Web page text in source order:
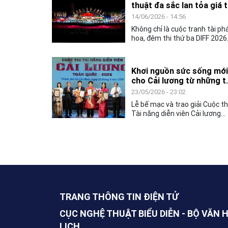
nghiệp trong các đơn vị sự
nghiệp công lập nbvghệ thuật
biểu diễn, đơn vị nghệ thuật
diễn thuộc lực lượng vũ trang.
thuật đa sắc lan tỏa giá
văn hóa toàn cầu
14/06/2026 - 14:56
Không chỉ là cuộc tranh tài
hoa, đêm thi thứ ba DIFF 2026
trò của văn hóa như nhịp cầu
kết nối cộng đồng và các quốc
gia.
Khơi nguồn sức sống mới
cho Cải lương từ những
năng trẻ
23/05/2026 - 23:02
Lễ bế mạc và trao giải Cuộc
Tài năng diễn viên Cải lương
TRANG THÔNG TIN ĐIỆN TỬ
CỤC NGHỆ THUẬT BIỂU DIỄN - BỘ VĂN